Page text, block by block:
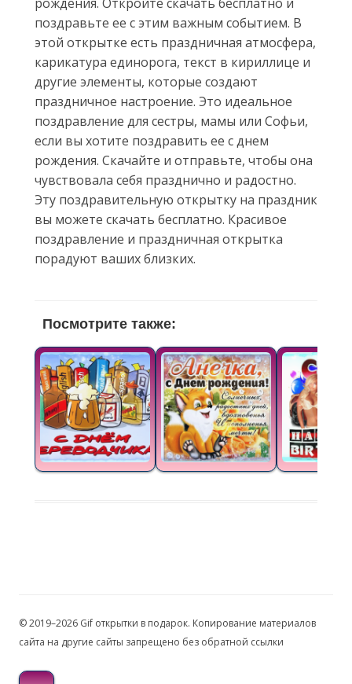
поздравьте ее с этим важным событием. В
этой открытке есть праздничная атмосфера,
карикатура единорога, текст в кириллице и
другие элементы, которые создают
праздничное настроение. Это идеальное
поздравление для сестры, мамы или Софьи,
если вы хотите поздравить ее с днем
рождения. Скачайте и отправьте, чтобы она
чувствовала себя празднично и радостно.
Эту поздравительную открытку на праздник
вы можете скачать бесплатно. Красивое
поздравление и праздничная открытка
порадуют ваших близких.
Посмотрите также:
© 2019–2026 Gif открытки в подарок. Копирование материалов
сайта на другие сайты запрещено без обратной ссылки